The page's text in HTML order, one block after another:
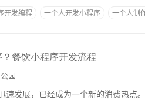
开发编程 一个人开发小程序 一个人制
餐饮小程序开发流程
园
速发展，已经成为一个新的消费热点